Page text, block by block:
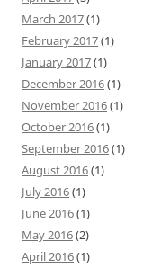
March 2017(1)
February 2017(1)
January 2017(1)
December 2016(1)
November 2016(1)
October 2016(1)
September 2016(1)
August 2016(1)
July 2016(1)
June 2016(1)
May 2016(2)
April 2016(1)